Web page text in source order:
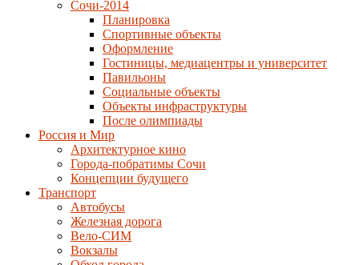
Сочи-2014
Планировка
Спортивные объекты
Оформление
Гостиницы, медиацентры и университет
Павильоны
Социальные объекты
Объекты инфраструктуры
После олимпиады
Россия и Мир
Архитектурное кино
Города-побратимы Сочи
Концепции будущего
Транспорт
Автобусы
Железная дорога
Вело-СИМ
Вокзалы